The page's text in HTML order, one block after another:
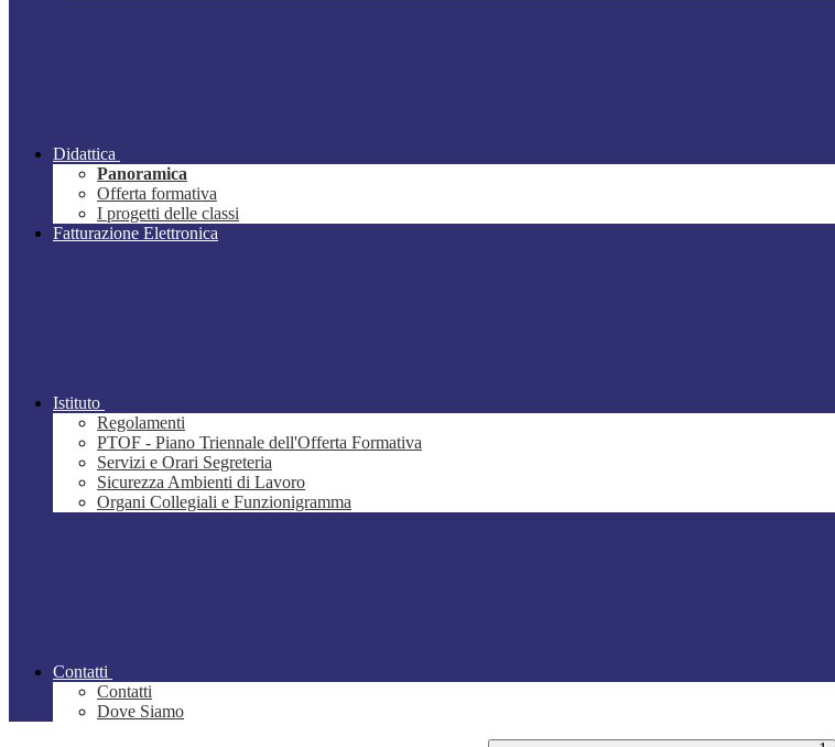
Didattica
Panoramica
Offerta formativa
I progetti delle classi
Fatturazione Elettronica
Istituto
Regolamenti
PTOF - Piano Triennale dell'Offerta Formativa
Servizi e Orari Segreteria
Sicurezza Ambienti di Lavoro
Organi Collegiali e Funzionigramma
Contatti
Contatti
Dove Siamo